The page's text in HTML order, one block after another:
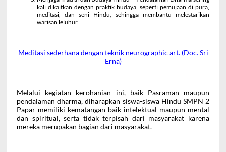
kali dikaitkan dengan praktik budaya, seperti pemujaan di pura,
meditasi, dan seni Hindu, sehingga membantu melestarikan
warisan leluhur.
Meditasi sederhana dengan teknik neurographic art. (Doc. Sri
Erna)
Melalui kegiatan kerohanian ini, baik Pasraman maupun
pendalaman dharma, diharapkan siswa-siswa Hindu SMPN 2
Papar memiliki kematangan baik intelektual maupun mental
dan spiritual, serta tidak terpisah dari masyarakat karena
mereka merupakan bagian dari masyarakat.